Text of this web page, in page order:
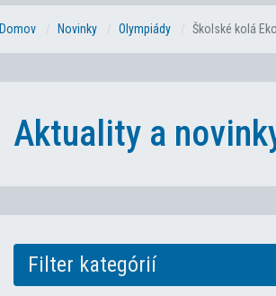
Domov Novinky Olympiády Školské kolá
Aktuality a
Filter kategórií